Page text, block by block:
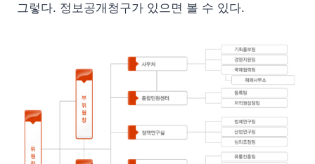
그렇다. 정보공개청구가 있으면 볼 수 있다.